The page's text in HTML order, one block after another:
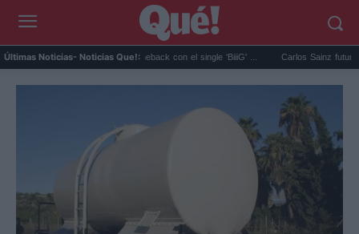
Últimas Noticias- Noticias Que!:
BIGBANG anuncia su comeback con el single 'BiiiG' ... Carlos Sainz futuro en el